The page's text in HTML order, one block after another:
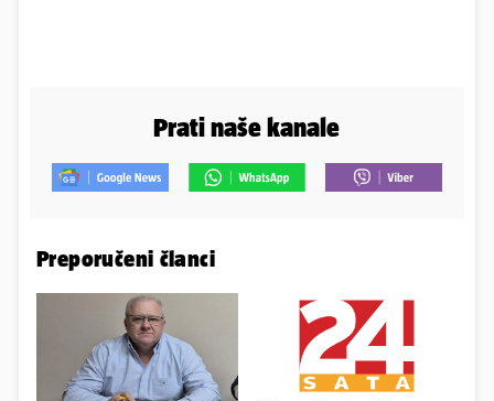
Prati naše kanale
Preporučeni članci